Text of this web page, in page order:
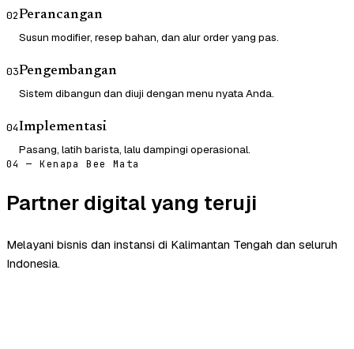
02Perancangan
Susun modifier, resep bahan, dan alur order yang pas.
03Pengembangan
Sistem dibangun dan diuji dengan menu nyata Anda.
04Implementasi
Pasang, latih barista, lalu dampingi operasional.
04 — Kenapa Bee Mata
Partner digital yang teruji
Melayani bisnis dan instansi di Kalimantan Tengah dan seluruh
Indonesia.